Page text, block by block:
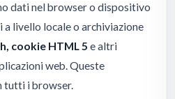
dati nel browser o dispositivo
livello locale o archiviazione
cookie HTML 5 e altri
web. Queste
tutti i browser.